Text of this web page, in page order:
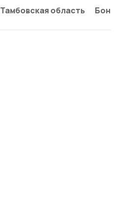
Тамбовская область